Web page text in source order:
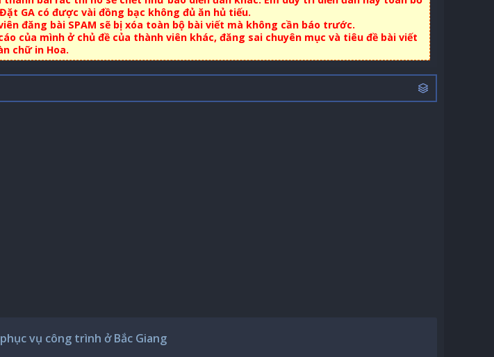
GA có được vài đồng bạc không đủ ăn hủ tiếu.
đăng bài SPAM sẽ bị xóa toàn bộ bài viết mà không cần báo trước.
của mình ở chủ đề của thành viên khác, đăng sai chuyên mục và tiêu đề bài viết
chữ in Hoa.
vụ công trình ở Bắc Giang